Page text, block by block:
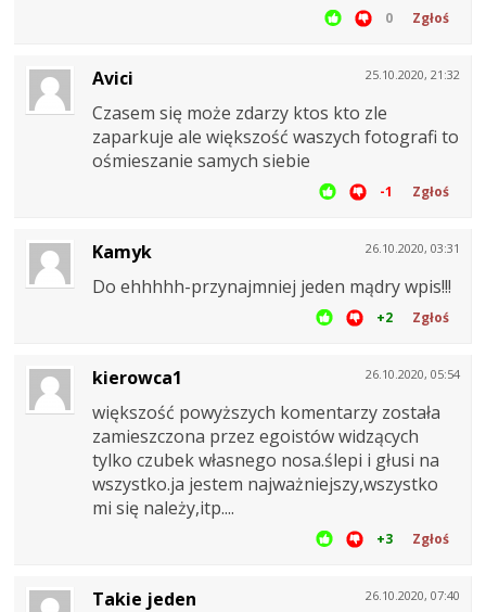
0 Zgłoś
25.10.2020, 21:32
Avici
Czasem się może zdarzy ktos kto zle
zaparkuje ale większość waszych fotografi to
ośmieszanie samych siebie
-1 Zgłoś
26.10.2020, 03:31
Kamyk
Do ehhhhh-przynajmniej jeden mądry wpis!!!
+2 Zgłoś
26.10.2020, 05:54
kierowca1
większość powyższych komentarzy została
zamieszczona przez egoistów widzących
tylko czubek własnego nosa.ślepi i głusi na
wszystko.ja jestem najważniejszy,wszystko
mi się należy,itp....
+3 Zgłoś
26.10.2020, 07:40
Takie jeden